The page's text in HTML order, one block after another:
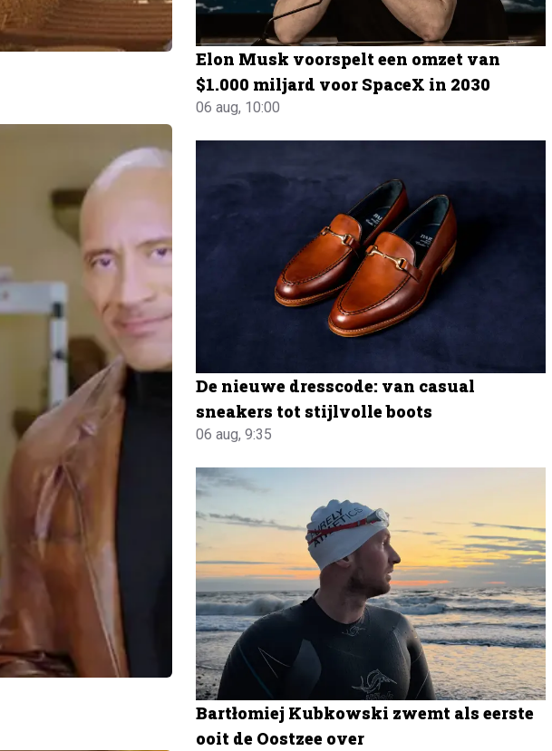
Elon Musk voorspelt een omzet van
$1.000 miljard voor SpaceX in 2030
06 aug, 10:00
De nieuwe dresscode: van casual
sneakers tot stijlvolle boots
06 aug, 9:35
Bartłomiej Kubkowski zwemt als eerste
ooit de Oostzee over